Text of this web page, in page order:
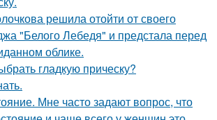
решила отойти от своего
"Белого Лебедя" и предстала перед
облике.
гладкую прическу?
Мне часто задают вопрос, что